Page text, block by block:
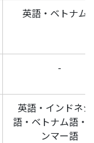
英語・ベトナム
-
英語・インドネ
語・ベトナム語・
ンマー語